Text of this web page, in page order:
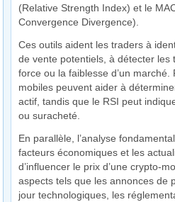
(Relative Strength Index) et le
Convergence Divergence).
Ces outils aident les traders à
de vente potentiels, à détecter les
force ou la faiblesse d’un
mobiles peuvent aider à
actif, tandis que le RSI peut
ou suracheté.
En parallèle, l’analyse
facteurs économiques et les
d’influencer le prix d’une crypto-
aspects tels que les annonces de
jour technologiques, les